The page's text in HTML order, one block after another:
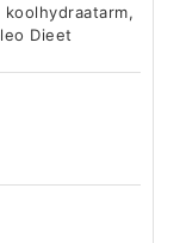
Dieet